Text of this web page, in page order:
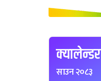
क्यालेन्डर
साउन २०८३